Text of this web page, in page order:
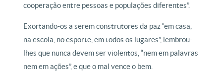
cooperação entre pessoas e populações diferentes”.
Exortando-os a serem construtores da paz “em casa,
na escola, no esporte, em todos os lugares”, lembrou-
lhes que nunca devem ser violentos, “nem em palavras
nem em ações”, e que o mal vence o bem.